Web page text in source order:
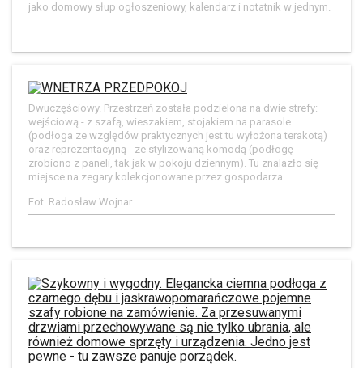
jako domowy słup ogłoszeniowy, kalendarz i notatnik w jednym.
Dwuczęściowy. Przestrzeń została podzielona na dwie strefy:
wejściową - z szafą, wieszakiem, stojakiem na parasole
(podłoga ze względów praktycznych jest tu wyłożona terakotą)
oraz reprezentacyjną - ze stylizowaną komodą (podłogę
zrobiono z paneli, tak jak w pokoju dziennym). Tu znalazło się
miejsce na zegary kolekcjonowane przez gospodarza.
Fot. Radosław Wojnar